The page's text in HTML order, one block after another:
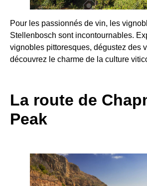
Pour les passionnés de vin, les
Stellenbosch sont incontournables.
vignobles pittoresques, dégustez des
découvrez le charme de la culture
La route de
Peak